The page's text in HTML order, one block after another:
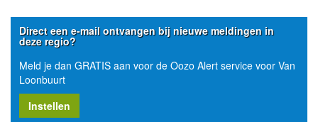
Direct een e-mail ontvangen bij nieuwe meldingen in
deze regio?
Meld je dan GRATIS aan voor de Oozo Alert service voor Van
Loonbuurt
Instellen